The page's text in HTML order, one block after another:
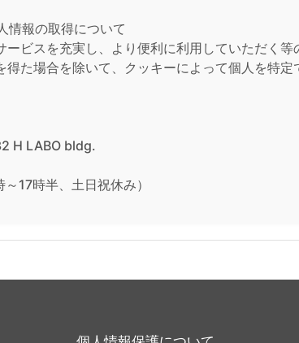
情報の取得について
ビスを充実し、より便利に利用していただく
た場合を除いて、クッキーによって個人を特
H LABO bldg.
17時半、土日祝休み）